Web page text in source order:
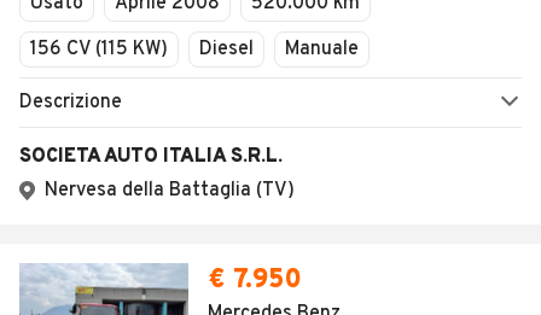
156 CV (115 KW)
Diesel Manuale
Descrizione
SOCIETA AUTO ITALIA S.R.L.
Nervesa della Battaglia (TV)
€ 7.950